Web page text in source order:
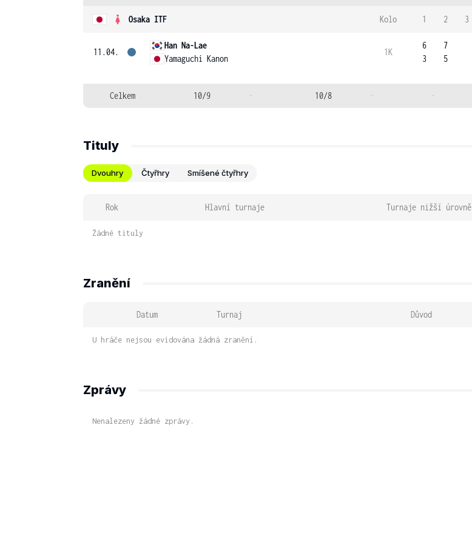
Osaka ITF Kolo 1 2 3
11.04.
Han Na-Lae
Yamaguchi Kanon
1K
6
3
7
5
Celkem 10/9 - 10/8 - -
Tituly
Dvouhry Čtyřhry Smíšené čtyřhry
Rok Hlavní turnaje Turnaje nižší úrovně
Žádné tituly
Zranění
Datum Turnaj Důvod
U hráče nejsou evidována žádná zranění.
Zprávy
Nenalezeny žádné zprávy.